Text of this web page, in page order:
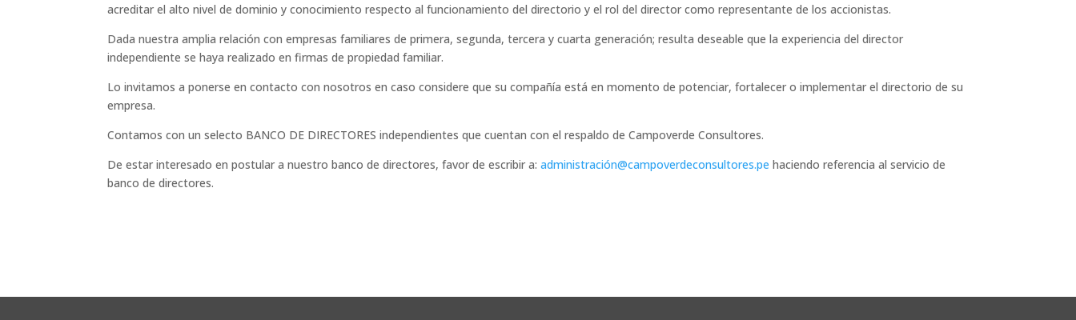
acreditar el alto nivel de dominio y conocimiento respecto al funcionamiento del directorio y el rol del director como representante de los accionistas.
Dada nuestra amplia relación con empresas familiares de primera, segunda, tercera y cuarta generación; resulta deseable que la experiencia del director
independiente se haya realizado en firmas de propiedad familiar.
Lo invitamos a ponerse en contacto con nosotros en caso considere que su compañía está en momento de potenciar, fortalecer o implementar el directorio de su
empresa.
Contamos con un selecto BANCO DE DIRECTORES independientes que cuentan con el respaldo de Campoverde Consultores.
De estar interesado en postular a nuestro banco de directores, favor de escribir a:administración@campoverdeconsultores.pe haciendo referencia al servicio de
banco de directores.